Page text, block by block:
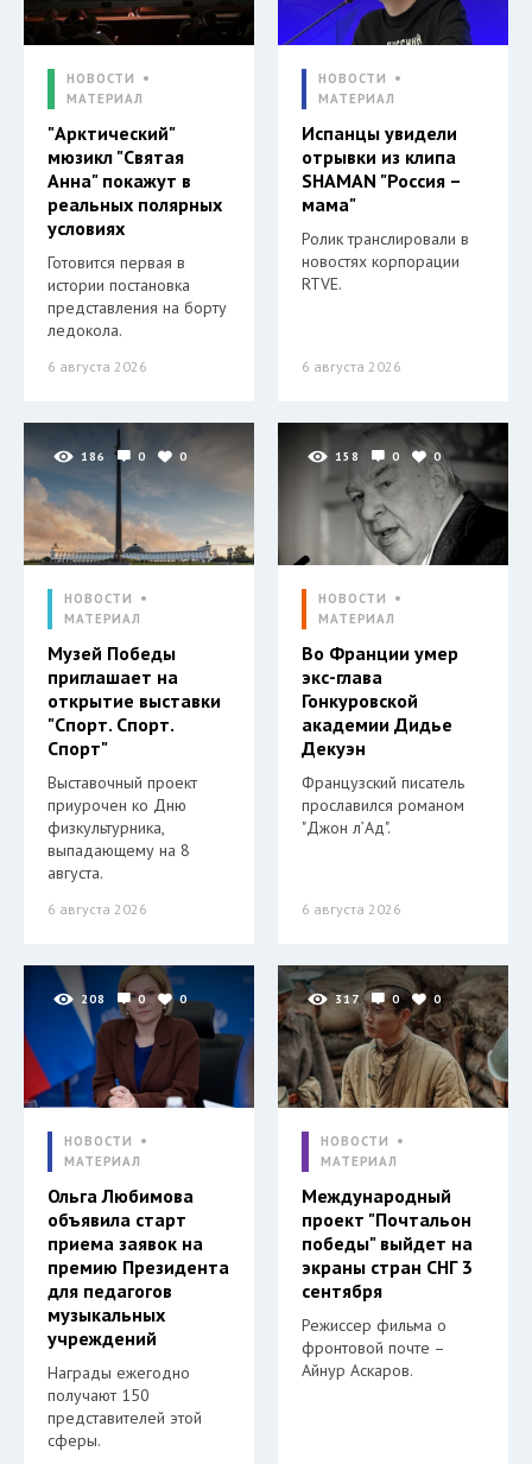
НОВОСТИ
МАТЕРИАЛ
"Арктический"
мюзикл "Святая
Анна" покажут в
реальных полярных
условиях
Готовится первая в
истории постановка
представления на борту
ледокола.
6 августа 2026
НОВОСТИ
МАТЕРИАЛ
Испанцы увидели
отрывки из клипа
SHAMAN "Россия –
мама"
Ролик транслировали в
новостях корпорации
RTVE.
6 августа 2026
186 0 0
НОВОСТИ
МАТЕРИАЛ
Музей Победы
приглашает на
открытие выставки
"Спорт. Спорт.
Спорт"
Выставочный проект
приурочен ко Дню
физкультурника,
выпадающему на 8
августа.
6 августа 2026
158 0 0
НОВОСТИ
МАТЕРИАЛ
Во Франции умер
экс-глава
Гонкуровской
академии Дидье
Декуэн
Французский писатель
прославился романом
"Джон л’Ад".
6 августа 2026
208 0 0
НОВОСТИ
МАТЕРИАЛ
Ольга Любимова
объявила старт
приема заявок на
премию Президента
для педагогов
музыкальных
учреждений
Награды ежегодно
получают 150
представителей этой
сферы.
317 0 0
НОВОСТИ
МАТЕРИАЛ
Международный
проект "Почтальон
победы" выйдет на
экраны стран СНГ 3
сентября
Режиссер фильма о
фронтовой почте –
Айнур Аскаров.